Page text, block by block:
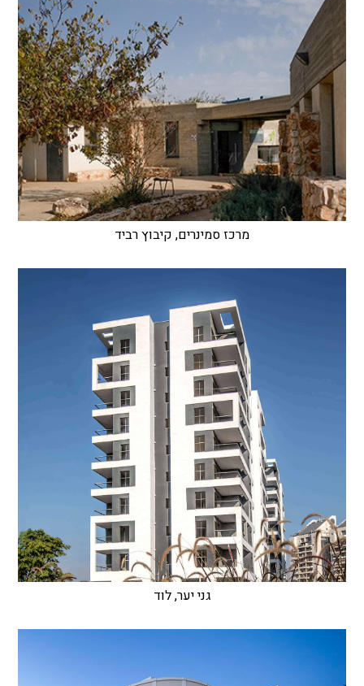
מרכז סמינרים, קיבוץ רביד
גני יער, לוד